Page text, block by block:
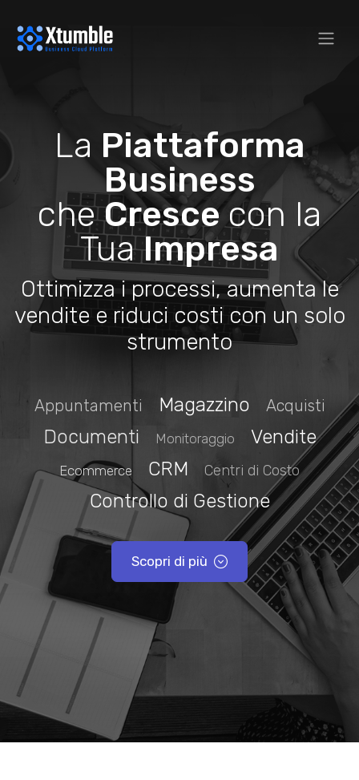
La Piattaforma
Business
cheCrescecon la
TuaImpresa
Ottimizza i processi, aumenta le
vendite e riduci costi con un solo
strumento
Appuntamenti Magazzino Acquisti
Documenti Monitoraggio Vendite
Ecommerce CRM Centri di Costo
Controllo di Gestione
Scopri di più